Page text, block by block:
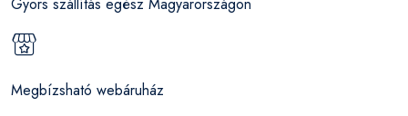
Megbízsható webáruház